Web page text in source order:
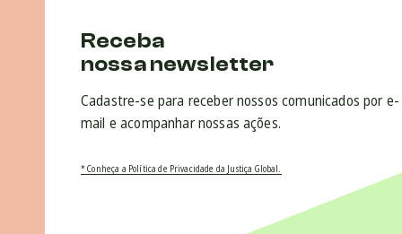
Receba
nossa newsletter
Cadastre-se para receber nossos comunicados por e-
mail e acompanhar nossas ações.
* Conheça a Política de Privacidade da Justiça Global.